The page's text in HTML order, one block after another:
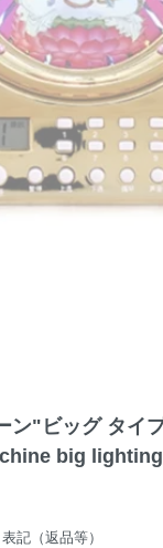
ン"ビッグ タイ
big
記（返品等）